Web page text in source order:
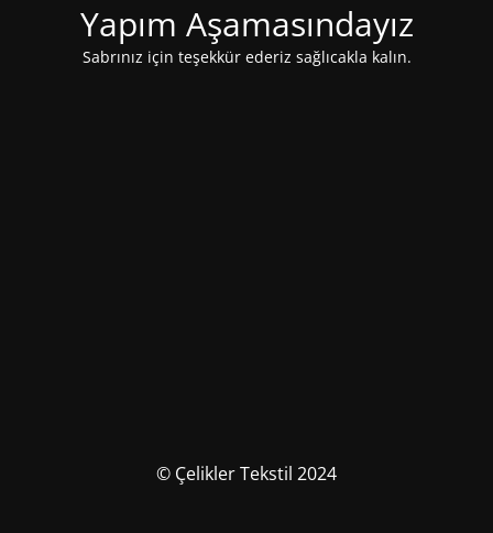
Yapım Aşamasındayız
Sabrınız için teşekkür ederiz sağlıcakla kalın.
© Çelikler Tekstil 2024